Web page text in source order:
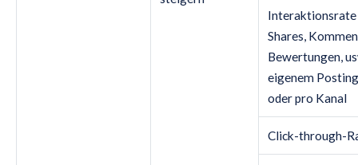
Interaktionsrate
Shares,
Bewertungen,
eigenem
oder pro Kanal
Click-through-